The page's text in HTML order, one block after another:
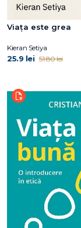
Viața este grea
Kieran Setiya
25.9 lei 51.80 lei